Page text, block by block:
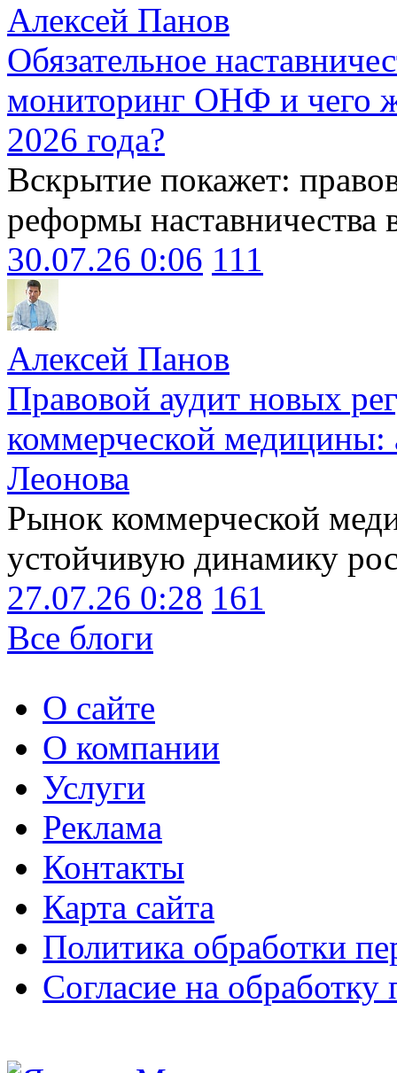
Алексей Панов
Обязательное
мониторинг ОНФ и чего
2026 года?
Вскрытие покажет:
реформы наставничества
30.07.26 0:06 111
Алексей Панов
Правовой аудит новых
коммерческой медицины:
Леонова
Рынок коммерческой
устойчивую динамику
27.07.26 0:28 161
Все блоги
О сайте
О компании
Услуги
Реклама
Контакты
Карта сайта
Политика обработки
Согласие на